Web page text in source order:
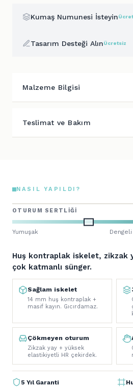
Kumaş Numunesi İsteyin
Tasarım Desteği AlınÜcretsiz
Malzeme Bilgisi
Teslimat ve Bakım
NASIL YAPILDI?
Huş kontraplak iskelet, zikzak
çok katmanlı sünger.
Sağlam iskelet
14 mm huş kontraplak +
masif kayın. Gıcırdamaz.
Çökmeyen oturum
Zikzak yay + yüksek
elastikiyetli HR çekirdek.
5 Yıl Garanti
OTURUM SERTLIĞI
Yumuşak Dengeli